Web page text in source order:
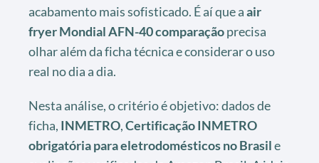
acabamento mais sofisticado. É aí que aair
fryer Mondial AFN-40 comparaçãoprecisa
olhar além da ficha técnica e considerar o uso
real no dia a dia.
Nesta análise, o critério é objetivo: dados de
ficha, INMETRO,Certificação INMETRO
obrigatória para eletrodomésticos no Brasile